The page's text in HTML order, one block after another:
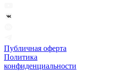
Публичная оферта
Политика
конфиденциальности